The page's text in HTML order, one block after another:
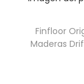
Finfloor
Maderas